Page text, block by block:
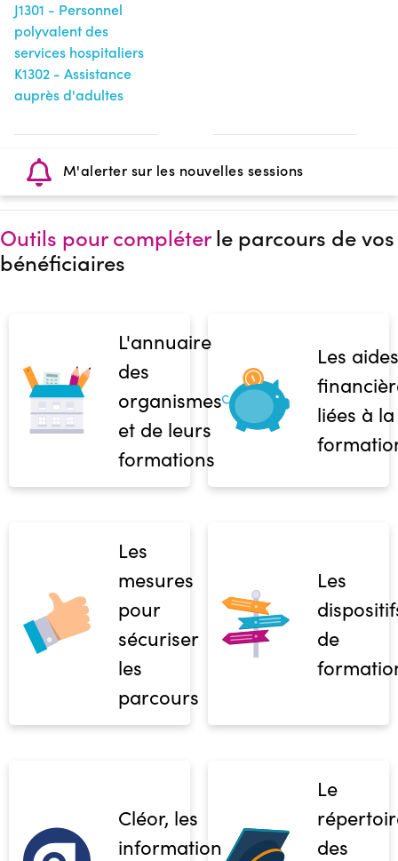
J1301 - Personnel
polyvalent des
services hospitaliers
K1302 - Assistance
auprès d'adultes
M'alerter sur les nouvelles sessions
Outils pour compléterle parcours de vos
bénéficiaires
L'annuaire
des
organismes
et de leurs
formations
Les aides
liées à la
Les
mesures
pour
sécuriser
les
parcours
Les
de
Cléor, les
informations
Le
des